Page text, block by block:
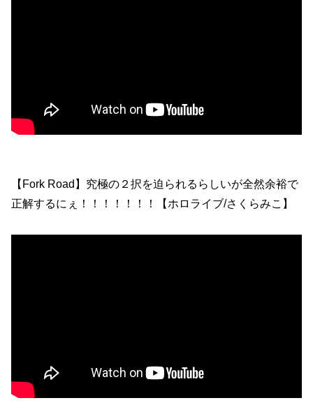
【Fork Road】究極の２択を迫られるらしいが全然余裕で
正解するにぇ！！！！！！！【ホロライブ/さくらみこ】